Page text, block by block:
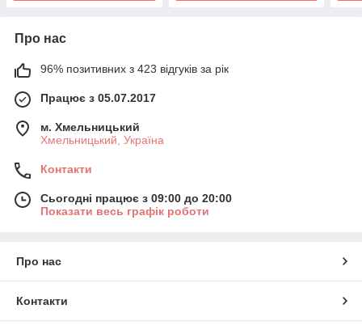
Про нас
96% позитивних з 423 відгуків за рік
Працює з 05.07.2017
м. Хмельницький
Хмельницький, Україна
Контакти
Сьогодні працює з 09:00 до 20:00
Показати весь графік роботи
Про нас
Контакти